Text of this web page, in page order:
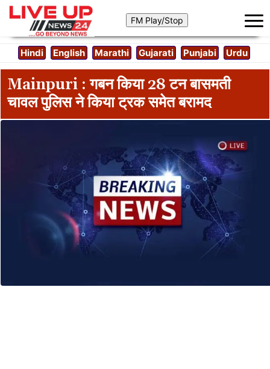
Hindi English Marathi Gujarati Punjabi Urdu
Mainpuri : गबन किया 28 टन बासमती
चावल पुलिस ने किया ट्रक समेत बरामद